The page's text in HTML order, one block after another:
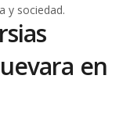
y sociedad.
en